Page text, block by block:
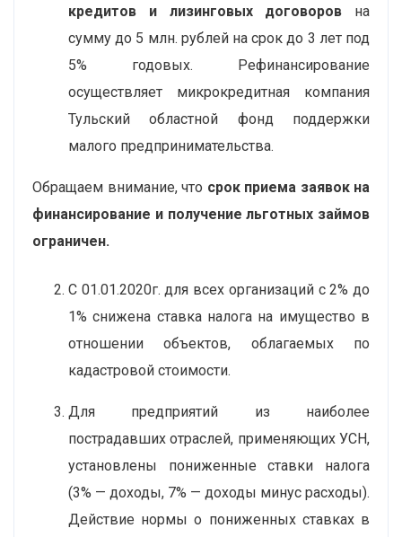
кредитов и лизинговых договоров на
сумму до 5 млн. рублей на срок до 3 лет под
5% годовых. Рефинансирование
осуществляет микрокредитная компания
Тульский областной фонд поддержки
малого предпринимательства.
Обращаем внимание, что срок приема заявок на
финансирование и получение льготных займов
ограничен.
С 01.01.2020г. для всех организаций с 2% до
1% снижена ставка налога на имущество в
отношении объектов, облагаемых по
кадастровой стоимости.
Для предприятий из наиболее
пострадавших отраслей, применяющих УСН,
установлены пониженные ставки налога
(3% — доходы, 7% — доходы минус расходы).
Действие нормы о пониженных ставках в